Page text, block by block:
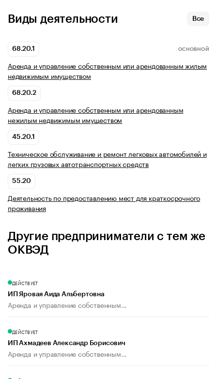
Виды деятельности Все
68.20.1 ОСНОВНОЙ
Аренда и управление собственным или арендованным жилым
недвижимым имуществом
68.20.2
Аренда и управление собственным или арендованным
нежилым недвижимым имуществом
45.20.1
Техническое обслуживание и ремонт легковых автомобилей и
легких грузовых автотранспортных средств
55.20
Деятельность по предоставлению мест для краткосрочного
проживания
Другие предприниматели с тем же
ОКВЭД
ДЕЙСТВУЕТ
ИП Яровая Аида Альбертовна
Аренда и управление собственным...
ДЕЙСТВУЕТ
ИП Ахмадеев Александр Борисович
Аренда и управление собственным...